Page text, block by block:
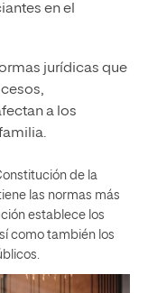
en el
jurídicas que
a los
de la
las normas más
establece los
como también los